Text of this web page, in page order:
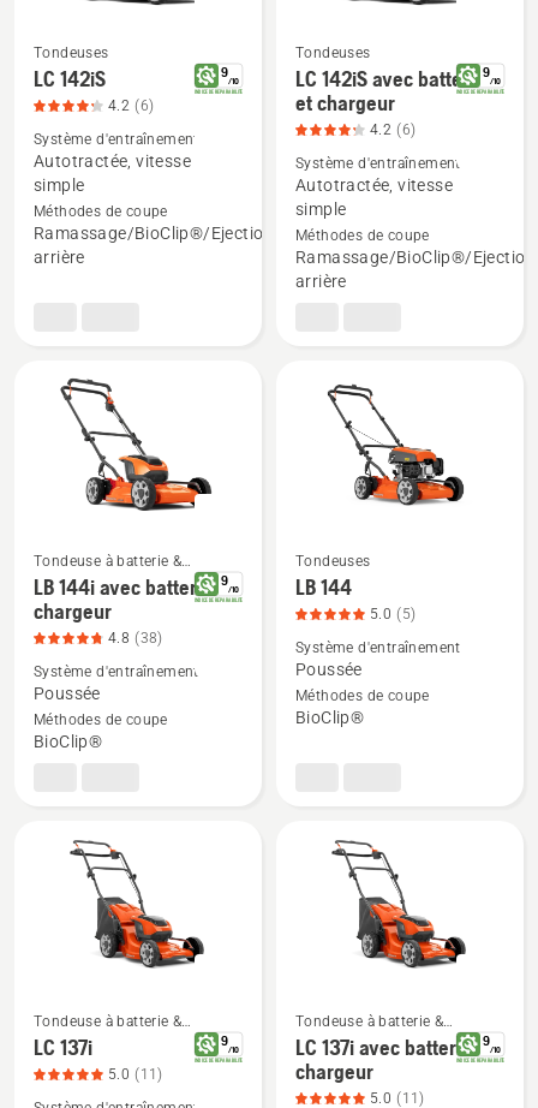
Voir
plus
de
détails
sur
LC 142iS,
9
/10
INDICE DE REPARABILITE
Tondeuses
LC 142iS
4.2 (6)
Système d'entraînement
Autotractée, vitesse
simple
Méthodes de coupe
Ramassage/BioClip®/Ejection
arrière
Voir
plus
de
détails
sur
LC 142iS
avec
9
/10
INDICE DE REPARABILITE
Tondeuses
LC 142iS avec batterie
et chargeur
4.2 (6)
Système d'entraînement
Autotractée, vitesse
simple
Méthodes de coupe
Ramassage/BioClip®/Ejection
arrière
Voir
plus
détails
sur
LB 144i
chargeur,
9
/10
INDICE DE REPARABILITE
Tondeuse à batterie &
Tondeuse à gazon électrique
LB 144i avec batterie et
chargeur
4.8 (38)
Système d'entraînement
Poussée
Méthodes de coupe
BioClip®
Voir
plus
de
détails
sur
Tondeuses
LB 144
5.0 (5)
Système d'entraînement
Poussée
Méthodes de coupe
BioClip®
Voir
plus
9
/10
INDICE DE REPARABILITE
Tondeuse à batterie &
Tondeuse à gazon électrique
LC 137i
5.0 (11)
Voir
plus
9
/10
INDICE DE REPARABILITE
Tondeuse à batterie &
Tondeuse à gazon électrique
LC 137i avec batterie et
chargeur
5.0 (11)